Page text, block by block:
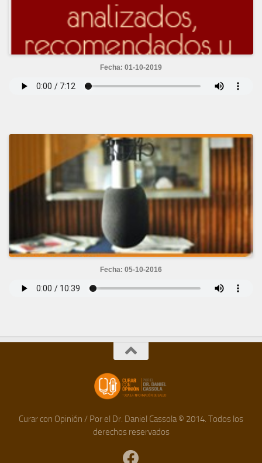
Fecha: 01-10-2019
Fecha: 05-10-2016
Curar con Opinión / Por el Dr. Daniel Cassola © 2014. Todos los
derechos reservados